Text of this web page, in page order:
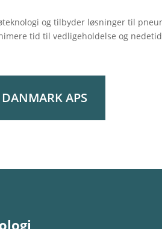
og tilbyder løsninger til
tid til vedligeholdelse og
APS